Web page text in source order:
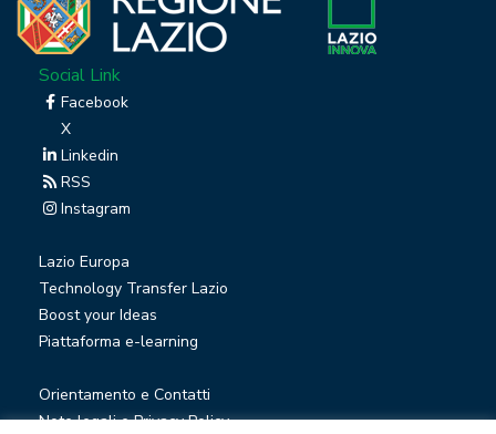
Social Link
Facebook
X
Linkedin
RSS
Instagram
Lazio Europa
Technology Transfer Lazio
Boost your Ideas
Piattaforma e-learning
Orientamento e Contatti
Note legali e Privacy Policy